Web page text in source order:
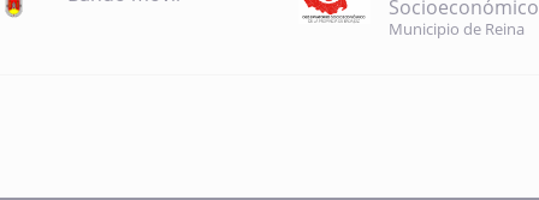
Socioeconómico
Municipio de Reina